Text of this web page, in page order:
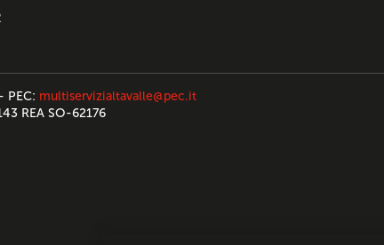
- PEC: multiservizialtavalle@pec.it
REA SO-62176